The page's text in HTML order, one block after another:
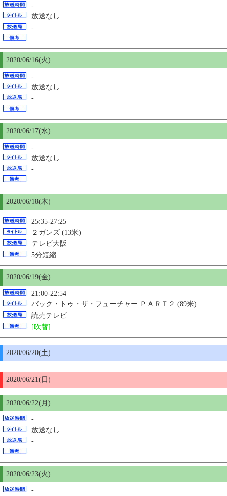
-
放送なし
-
2020/06/16(火)
-
放送なし
-
2020/06/17(水)
-
放送なし
-
2020/06/18(木)
25:35-27:25
２ガンズ (13米)
テレビ大阪
5分短縮
2020/06/19(金)
21:00-22:54
バック・トゥ・ザ・フューチャー ＰＡＲＴ２ (89米)
読売テレビ
[吹替]
2020/06/20(土)
2020/06/21(日)
2020/06/22(月)
-
放送なし
-
2020/06/23(火)
-